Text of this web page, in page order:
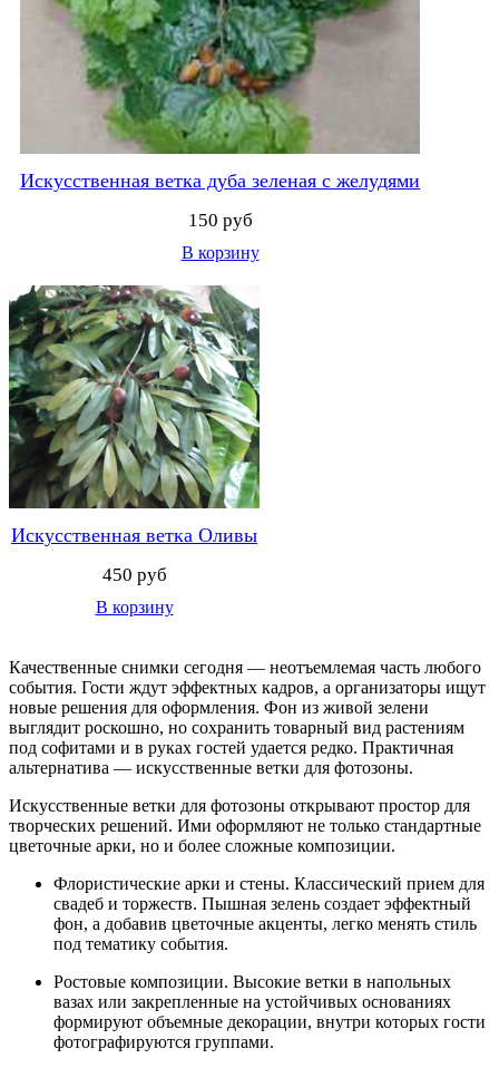
Искусственная ветка дуба зеленая с желудями
150 руб
В корзину
Искусственная ветка Оливы
450 руб
В корзину
Качественные снимки сегодня — неотъемлемая часть любого
события. Гости ждут эффектных кадров, а организаторы ищут
новые решения для оформления. Фон из живой зелени
выглядит роскошно, но сохранить товарный вид растениям
под софитами и в руках гостей удается редко. Практичная
альтернатива — искусственные ветки для фотозоны.
Искусственные ветки для фотозоны открывают простор для
творческих решений. Ими оформляют не только стандартные
цветочные арки, но и более сложные композиции.
Флористические арки и стены. Классический прием для
свадеб и торжеств. Пышная зелень создает эффектный
фон, а добавив цветочные акценты, легко менять стиль
под тематику события.
Ростовые композиции. Высокие ветки в напольных
вазах или закрепленные на устойчивых основаниях
формируют объемные декорации, внутри которых гости
фотографируются группами.